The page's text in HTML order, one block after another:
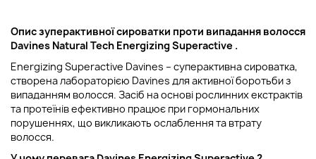
Опис зуперактивної сироватки проти випадання волосся
Davines Natural Tech Energizing Superactive .
Energizing Superactive Davines – суперактивна сироватка,
створена лабораторією Davines для активної боротьби з
випаданням волосся. Засіб на основі рослинних екстрактів
та протеїнів ефективно працює при гормональних
порушеннях, що викликають ослаблення та втрату
волосся.